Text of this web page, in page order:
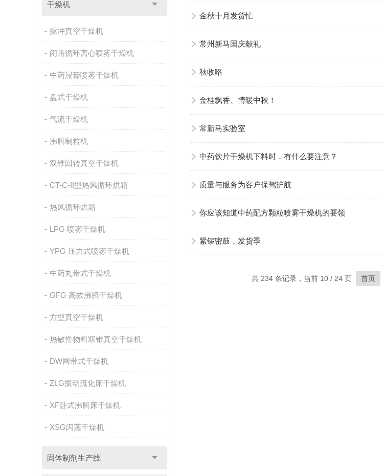
干燥机
脉冲真空干燥机
闭路循环离心喷雾干燥机
中药浸膏喷雾干燥机
盘式干燥机
气流干燥机
沸腾制粒机
双锥回转真空干燥机
CT-C-II型热风循环烘箱
热风循环烘箱
LPG 喷雾干燥机
YPG 压力式喷雾干燥机
中药丸带式干燥机
GFG 高效沸腾干燥机
方型真空干燥机
热敏性物料双锥真空干燥机
DW网带式干燥机
ZLG振动流化床干燥机
XF卧式沸腾床干燥机
XSG闪蒸干燥机
固体制剂生产线
金秋十月发货忙
常州新马国庆献礼
秋收咯
金桂飘香、情暖中秋！
常新马实验室
中药饮片干燥机下料时，有什么要注意？
质量与服务为客户保驾护航
你应该知道中药配方颗粒喷雾干燥机的要领
紧锣密鼓，发货季
共 234 条记录，当前 10 / 24 页 首页